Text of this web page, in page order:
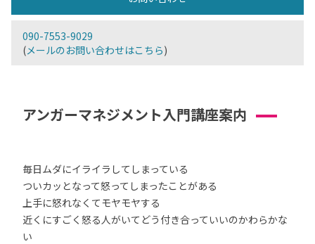
090-7553-9029
(メールのお問い合わせはこちら)
アンガーマネジメント入門講座案内
毎日ムダにイライラしてしまっている
ついカッとなって怒ってしまったことがある
上手に怒れなくてモヤモヤする
近くにすごく怒る人がいてどう付き合っていいのかわらかな
い